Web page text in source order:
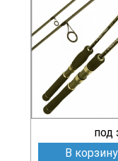
под
В корзину